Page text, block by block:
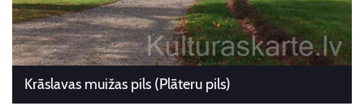
Krāslavas muižas pils (Plāteru pils)